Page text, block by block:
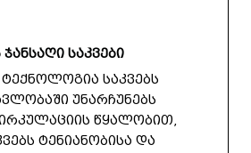
საკვები
საკვებს
უნარჩუნებს
წყალობით,
ტენიანობისა და